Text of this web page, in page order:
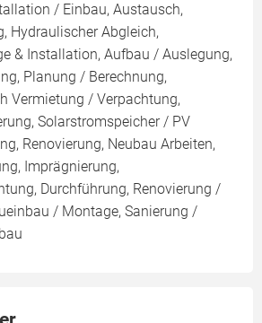
/ Einbau, Austausch,
Hydraulischer Abgleich,
& Installation, Aufbau / Auslegung,
Planung / Berechnung,
Vermietung / Verpachtung,
Solarstromspeicher / PV
Renovierung, Neubau Arbeiten,
Imprägnierung,
Durchführung, Renovierung /
/ Montage, Sanierung /